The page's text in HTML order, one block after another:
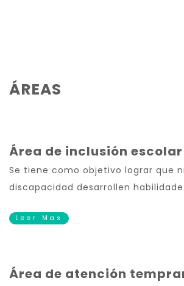
ÁREAS
Área de inclusión escolar
Se tiene como objetivo lograr que
discapacidad desarrollen
Leer Mas
Área de atención